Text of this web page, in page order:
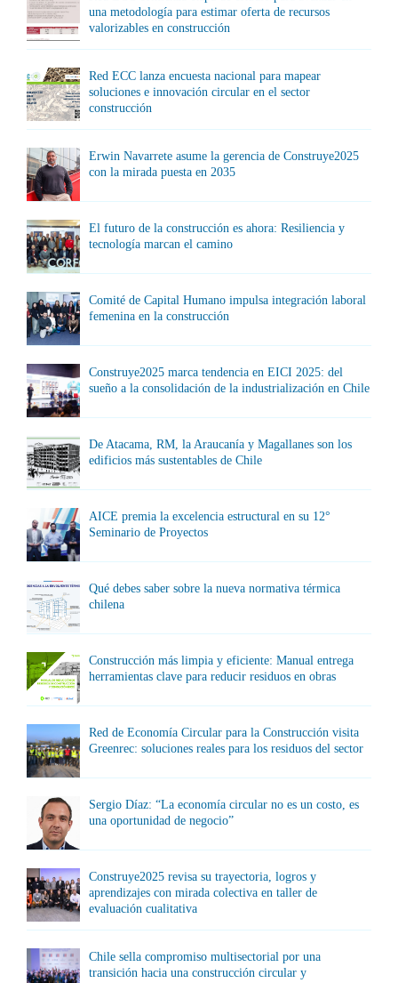
una metodología para estimar oferta de recursos
valorizables en construcción
Red ECC lanza encuesta nacional para mapear
soluciones e innovación circular en el sector
construcción
Erwin Navarrete asume la gerencia de Construye2025
con la mirada puesta en 2035
El futuro de la construcción es ahora: Resiliencia y
tecnología marcan el camino
Comité de Capital Humano impulsa integración laboral
femenina en la construcción
Construye2025 marca tendencia en EICI 2025: del
sueño a la consolidación de la industrialización en Chile
De Atacama, RM, la Araucanía y Magallanes son los
edificios más sustentables de Chile
AICE premia la excelencia estructural en su 12°
Seminario de Proyectos
Qué debes saber sobre la nueva normativa térmica
chilena
Construcción más limpia y eficiente: Manual entrega
herramientas clave para reducir residuos en obras
Red de Economía Circular para la Construcción visita
Greenrec: soluciones reales para los residuos del sector
Sergio Díaz: “La economía circular no es un costo, es
una oportunidad de negocio”
Construye2025 revisa su trayectoria, logros y
aprendizajes con mirada colectiva en taller de
evaluación cualitativa
Chile sella compromiso multisectorial por una
transición hacia una construcción circular y